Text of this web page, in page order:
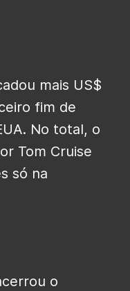
mais US$
fim de
No total, o
Tom Cruise
só na
o